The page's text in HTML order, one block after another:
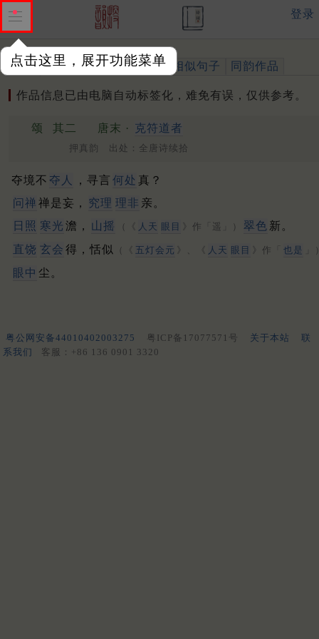
点击这里，展开功能菜单
登录
作品 标注四声 出处、引用 相似句子 同韵作品
作品信息已由电脑自动标签化，难免有误，仅供参考。
颂 其二 唐末 · 克符道者
押真韵 出处：全唐诗续拾
夺境不 夺人 ，寻言 何处 真？
问禅 禅是妄， 究理 理非 亲。
日照 寒光 澹， 山摇 （《 人天 眼目 》作「遥」） 翠色 新。
直饶 玄会 得，恬似 （《 五灯会元 人天 眼目 》作「 也是
眼中 尘。
粤公网安备44010402003275 粤ICP备17077571号 关于本站
联
系我们
客服：+86 136 0901 3320